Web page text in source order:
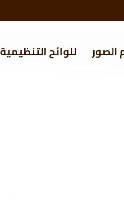
الصور للوائح التنظيمية